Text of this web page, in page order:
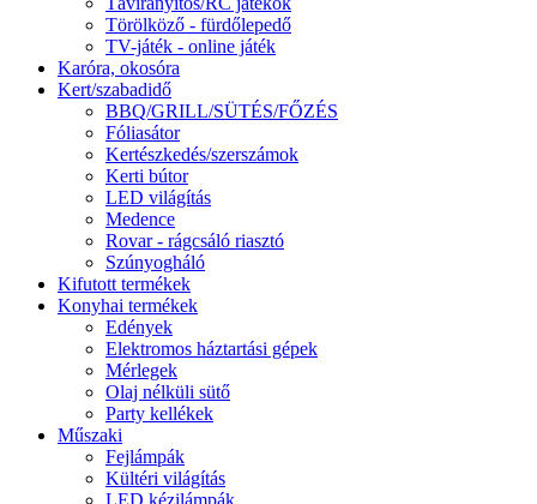
Törölköző - fürdőlepedő
TV-játék - online játék
Karóra, okosóra
Kert/szabadidő
BBQ/GRILL/SÜTÉS/FŐZÉS
Fóliasátor
Kertészkedés/szerszámok
Kerti bútor
LED világítás
Medence
Rovar - rágcsáló riasztó
Szúnyogháló
Kifutott termékek
Konyhai termékek
Edények
Elektromos háztartási gépek
Mérlegek
Olaj nélküli sütő
Party kellékek
Műszaki
Fejlámpák
Kültéri világítás